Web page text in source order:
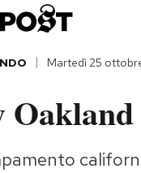
Martedì 25
Oakland